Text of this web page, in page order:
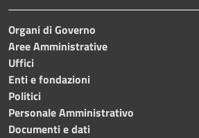
Organi di Governo
Aree Amministrative
Uffici
Enti e fondazioni
Politici
Personale Amministrativo
Documenti e dati